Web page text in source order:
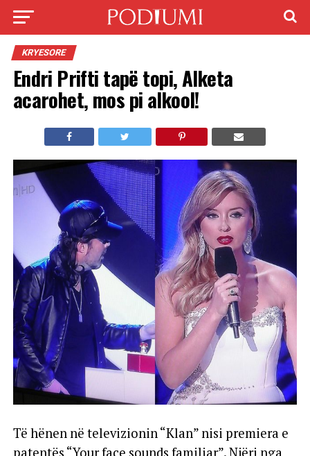
KRYESORE
Endri Prifti tapë topi, Alketa
acarohet, mos pi alkool!
Të hënen në televizionin “Klan” nisi premiera e
patentës “Your face sounds familiar”. Njëri nga